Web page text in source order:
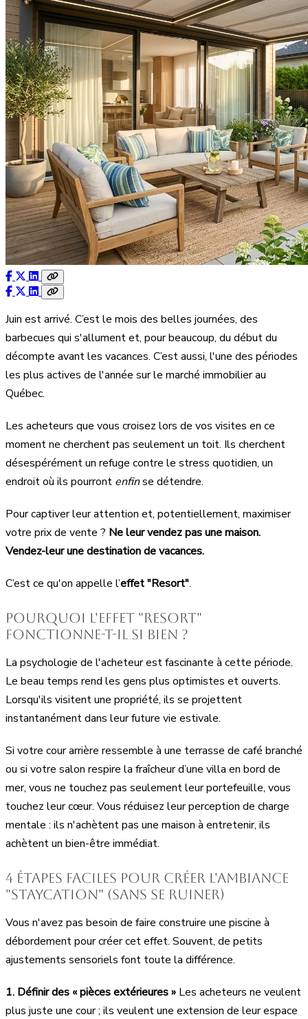
Juin est arrivé. C’est le mois des belles journées, des
barbecues qui s'allument et, pour beaucoup, du début du
décompte avant les vacances. C’est aussi, l'une des périodes
les plus actives de l'année sur le marché immobilier au
Québec.
Les acheteurs que vous croisez lors de vos visites en ce
moment ne cherchent pas seulement un toit. Ils cherchent
désespérément un refuge contre le stress quotidien, un
endroit où ils pourront enfinse détendre.
Pour captiver leur attention et, potentiellement, maximiser
votre prix de vente ? Ne leur vendez pas une maison.
Vendez-leur une destination de vacances.
C’est ce qu'on appelle l’effet "Resort".
Pourquoi l'effet "Resort"
fonctionne-t-il si bien ?
La psychologie de l'acheteur est fascinante à cette période.
Le beau temps rend les gens plus optimistes et ouverts.
Lorsqu'ils visitent une propriété, ils se projettent
instantanément dans leur future vie estivale.
Si votre cour arrière ressemble à une terrasse de café branché
ou si votre salon respire la fraîcheur d’une villa en bord de
mer, vous ne touchez pas seulement leur portefeuille, vous
touchez leur cœur. Vous réduisez leur perception de charge
mentale : ils n'achètent pas une maison à entretenir, ils
achètent un bien-être immédiat.
4 étapes faciles pour créer l'ambiance
"Staycation" (sans se ruiner)
Vous n'avez pas besoin de faire construire une piscine à
débordement pour créer cet effet. Souvent, de petits
ajustements sensoriels font toute la différence.
1. Définir des « pièces extérieures » Les acheteurs ne veulent
plus juste une cour ; ils veulent une extension de leur espace